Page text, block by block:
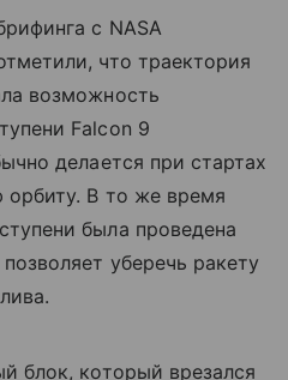
с NASA
что траектория
возможность
Falcon 9
делается при стартах
орбиту. В то же время
была проведена
уберечь ракету
блок, который врезался